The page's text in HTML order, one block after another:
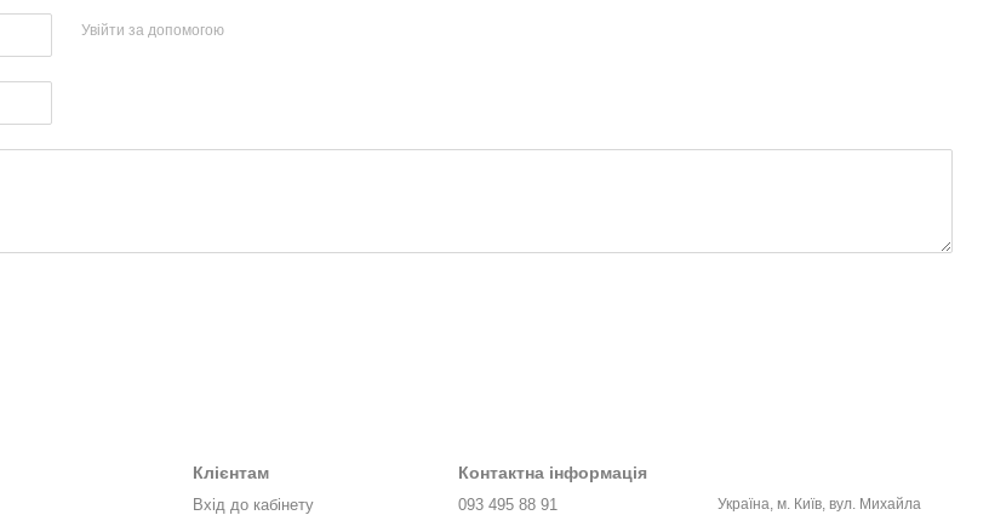
Увійти за допомогою
Клієнтам
Вхід до кабінету
Контактна інформація
093 495 88 91
Україна, м. Київ, вул. Михайла